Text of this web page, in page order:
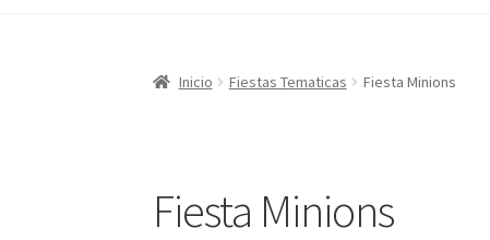
Inicio Fiestas Tematicas Fiesta Minions
Fiesta Minions